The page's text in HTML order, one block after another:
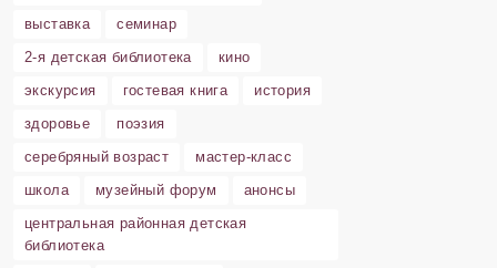
выставка
семинар
2-я детская библиотека
кино
экскурсия
гостевая книга
история
здоровье
поэзия
серебряный возраст
мастер-класс
школа
музейный форум
анонсы
центральная районная детская
библиотека